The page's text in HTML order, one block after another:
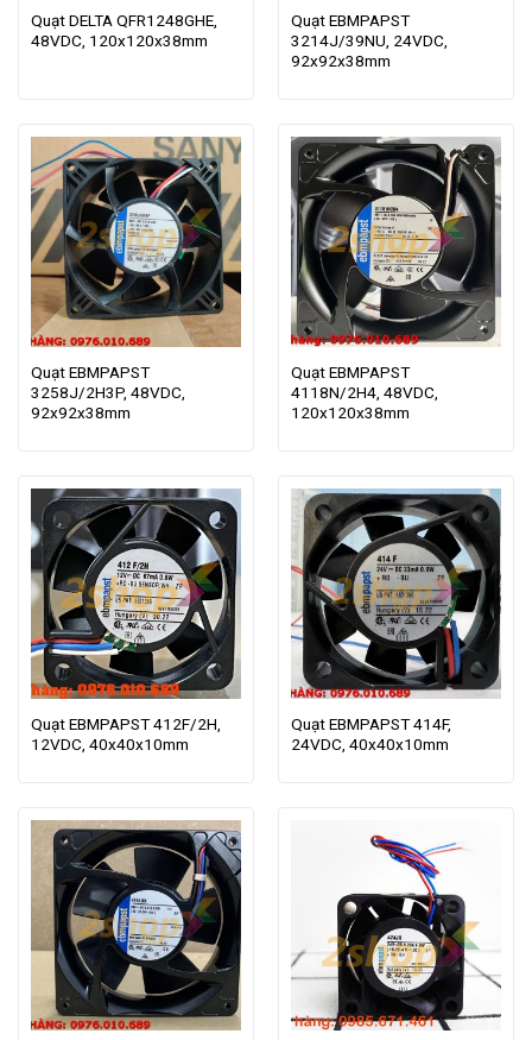
Quạt DELTA QFR1248GHE,
48VDC, 120x120x38mm
Quạt EBMPAPST
3214J/39NU, 24VDC,
92x92x38mm
Quạt EBMPAPST
3258J/2H3P, 48VDC,
92x92x38mm
Quạt EBMPAPST
4118N/2H4, 48VDC,
120x120x38mm
Quạt EBMPAPST 412F/2H,
12VDC, 40x40x10mm
Quạt EBMPAPST 414F,
24VDC, 40x40x10mm